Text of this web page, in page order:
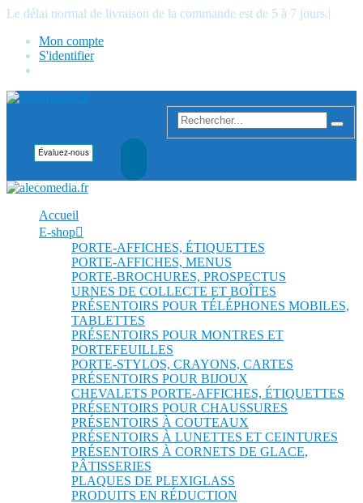
Le délai normal de livraison de la commande est de 5 à 7 jours.|
Mon compte
S'identifier
Accueil
E-shop
PORTE-AFFICHES, ÉTIQUETTES
PORTE-AFFICHES, MENUS
PORTE-BROCHURES, PROSPECTUS
URNES DE COLLECTE ET BOÎTES
PRÉSENTOIRS POUR TÉLÉPHONES MOBILES,
TABLETTES
PRÉSENTOIRS POUR MONTRES ET
PORTEFEUILLES
PORTE-STYLOS, CRAYONS, CARTES
PRÉSENTOIRS POUR BIJOUX
CHEVALETS PORTE-AFFICHES, ÉTIQUETTES
PRÉSENTOIRS POUR CHAUSSURES
PRÉSENTOIRS À COUTEAUX
PRÉSENTOIRS À LUNETTES ET CEINTURES
PRÉSENTOIRS À CORNETS DE GLACE,
PÂTISSERIES
PLAQUES DE PLEXIGLASS
PRODUITS EN RÉDUCTION